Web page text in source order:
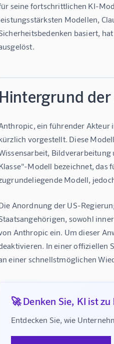
seine fortschrittlichen KI-
Modellen,
basiert,
Hintergrund
ein führender Akteur
vorgestellt. Diese
Bildverarbeitung
Modell bezeichnet, das
Modell,
Anordnung der US-
sowohl
Anthropic ein. Um dieser
In einer offiziellen
einer schnellstmöglichen
🚀 Denken Sie, KI ist
Entdecken Sie, wie